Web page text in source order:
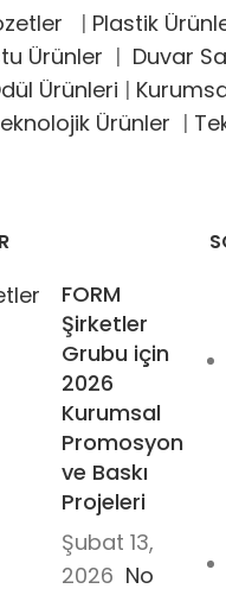
| Plastik
Ürünler | Duvar
Ürünleri |
Ürünler |
FORM
Şirketler
Grubu için
2026
Kurumsal
Promosyon
ve Baskı
Projeleri
Şubat 13,
2026 No